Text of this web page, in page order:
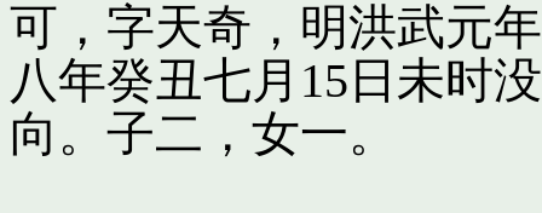
可，字天奇，明洪武元
八年癸丑七月15日未时
向。子二，女一。